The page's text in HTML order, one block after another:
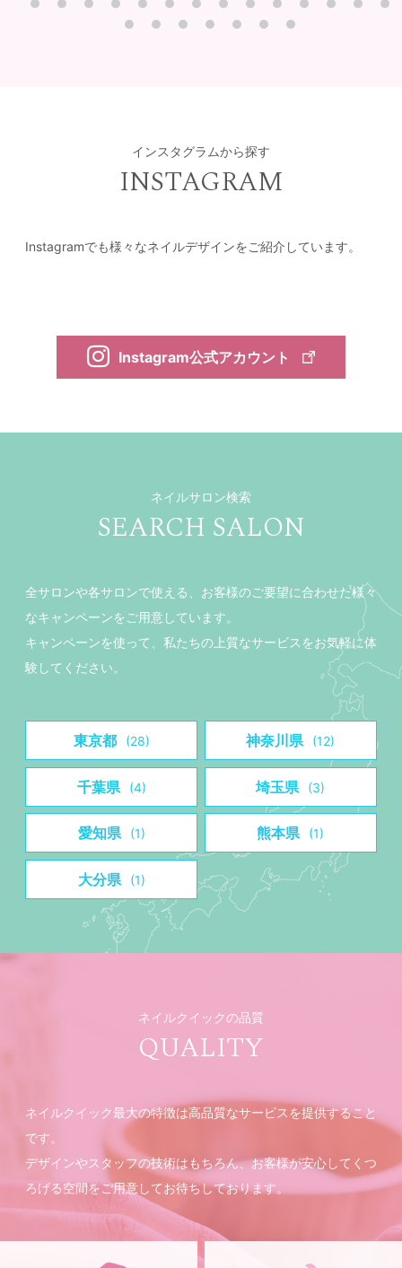
インスタグラムから探す
INSTAGRAM
Instagramでも様々なネイルデザインをご紹介しています。
Instagram公式アカウント
ネイルサロン検索
SEARCH SALON
全サロンや各サロンで使える、お客様のご要望に合わせた様々
なキャンペーンをご用意しています。
キャンペーンを使って、私たちの上質なサービスをお気軽に体
験してください。
東京都 (28) 神奈川県 (12)
千葉県 (4) 埼玉県 (3)
愛知県 (1) 熊本県 (1)
大分県 (1)
ネイルクイックの品質
QUALITY
ネイルクイック最大の特徴は高品質なサービスを提供すること
です。
デザインやスタッフの技術はもちろん、お客様が安心してくつ
ろげる空間をご用意してお待ちしております。